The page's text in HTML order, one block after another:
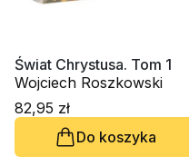
Świat Chrystusa. Tom 1
Wojciech Roszkowski
82,95 zł
Do koszyka